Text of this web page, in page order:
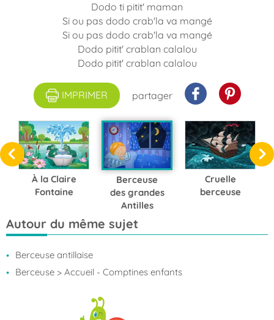
Dodo ti pitit' maman
Si ou pas dodo crab'la va mangé
Si ou pas dodo crab'la va mangé
Dodo pitit' crablan calalou
Dodo pitit' crablan calalou
IMPRIMER partager
À la Claire
Fontaine
Berceuse
des grandes
Antilles
Cruelle
berceuse
Autour du même sujet
Berceuse antillaise
Berceuse > Accueil - Comptines enfants